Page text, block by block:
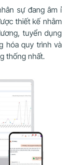
sự đang âm ỉ
thiết kế nhằm
tuyển dụng
hóa quy trình và
thống nhất.